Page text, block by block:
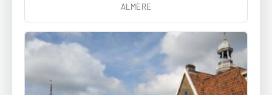
ALMERE